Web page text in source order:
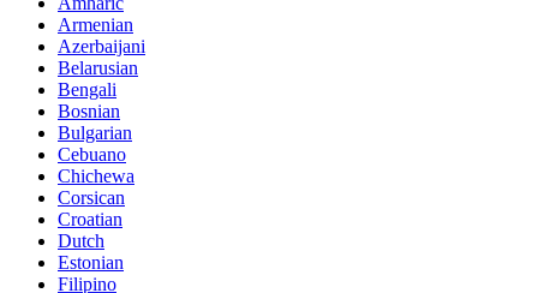
Armenian
Azerbaijani
Belarusian
Bengali
Bosnian
Bulgarian
Cebuano
Chichewa
Corsican
Croatian
Dutch
Estonian
Filipino